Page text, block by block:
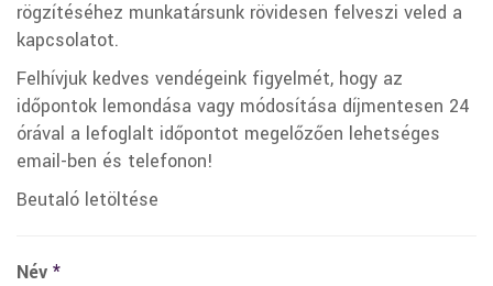
rögzítéséhez munkatársunk rövidesen felveszi veled a
kapcsolatot.
Felhívjuk kedves vendégeink figyelmét, hogy az
időpontok lemondása vagy módosítása díjmentesen 24
órával a lefoglalt időpontot megelőzően lehetséges
email-ben és telefonon!
Beutaló letöltése
Név *